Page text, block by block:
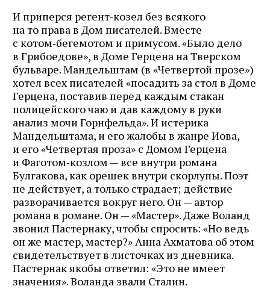
И приперся регент‑козел без всякого
на то права в Дом писателей. Вместе
с котом‑бегемотом и примусом. «Было дело
в Грибоедове», в Доме Герцена на Тверском
бульваре. Мандельштам (в «Четвертой прозе»)
хотел всех писателей «посадить за стол в Доме
Герцена, поставив перед каждым стакан
полицейского чаю и дав каждому в руки
анализ мочи Горнфельда». И истерика
Мандельштама, и его жалобы в жанре Иова,
и его «Четвертая проза» с Домом Герцена
и Фаготом‑козлом — все внутри романа
Булгакова, как орешек внутри скорлупы. Поэт
не действует, а только страдает; действие
разворачивается вокруг него. Он — автор
романа в романе. Он — «Мастер». Даже Воланд
звонил Пастернаку, чтобы спросить: «Но ведь
он же мастер, мастер?» Анна Ахматова об этом
свидетельствует в листочках из дневника.
Пастернак якобы ответил: «Это не имеет
значения». Воланда звали Сталин.